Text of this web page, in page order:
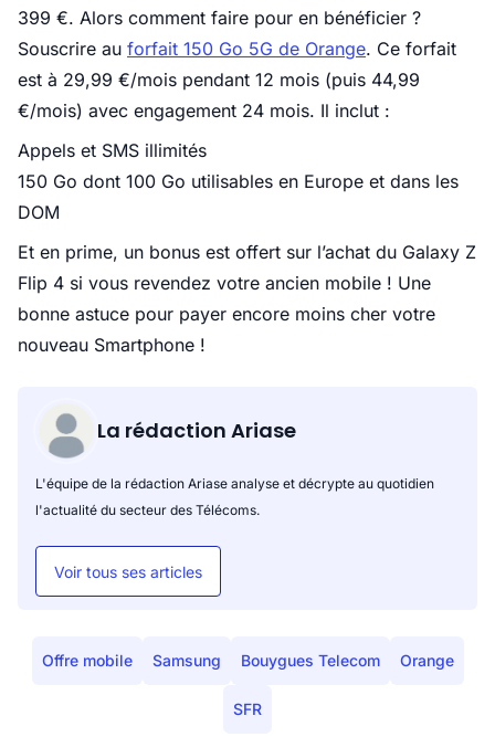
399 €. Alors comment faire pour en bénéficier ?
Souscrire au forfait 150 Go 5G de Orange. Ce forfait
est à 29,99 €/mois pendant 12 mois (puis 44,99
€/mois) avec engagement 24 mois. Il inclut :
Appels et SMS illimités
150 Go dont 100 Go utilisables en Europe et dans les
DOM
Et en prime, un bonus est offert sur l’achat du Galaxy Z
Flip 4 si vous revendez votre ancien mobile ! Une
bonne astuce pour payer encore moins cher votre
nouveau Smartphone !
La rédaction Ariase
L'équipe de la rédaction Ariase analyse et décrypte au quotidien
l'actualité du secteur des Télécoms.
Voir tous ses articles
Offre mobile Samsung Bouygues Telecom Orange
SFR